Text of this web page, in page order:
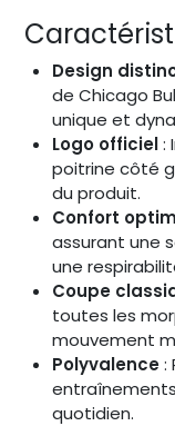
Design
de Chicago
unique et
Logo officiel:
poitrine côté
du produit.
Confort
assurant une
une
Coupe
toutes les
mouvement
Polyvalence:
quotidien.